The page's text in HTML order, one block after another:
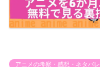
アニメの考察・感想・ネタバレ